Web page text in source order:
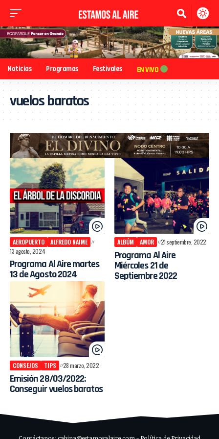
Noticias Programas Festivales EN VIVO
vuelos baratos
AEROPUERTO
ALFREDO NAIME
13 agosto, 2024
Programa Al Aire martes
13 de Agosto 2024
ALBÚM AMOR 21 septiembre, 2022
Programa Al Aire
Miércoles 21 de
Septiembre 2022
CONSEJOS TIPS 28 marzo, 2022
Emisión 28/03/2022:
Conseguir vuelos baratos